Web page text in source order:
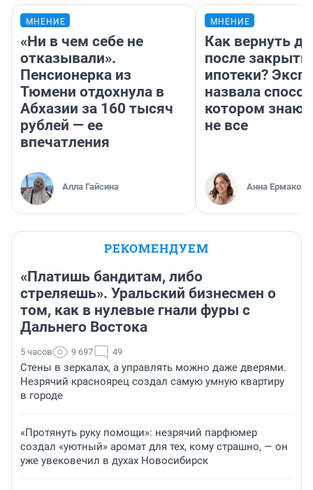
МНЕНИЕ
«Ни в чем себе не
отказывали».
Пенсионерка из
Тюмени отдохнула в
Абхазии за 160 тысяч
рублей — ее
впечатления
Алла Гайсина
МНЕНИЕ
Как вернуть
после
ипотеки?
назвала
котором
не все
Анна Ермакова
РЕКОМЕНДУЕМ
«Платишь бандитам, либо
стреляешь». Уральский бизнесмен о
том, как в нулевые гнали фуры с
Дальнего Востока
5 часов 9 697 49
Стены в зеркалах, а управлять можно даже дверями.
Незрячий красноярец создал самую умную квартиру
в городе
«Протянуть руку помощи»: незрячий парфюмер
создал «уютный» аромат для тех, кому страшно, — он
уже увековечил в духах Новосибирск